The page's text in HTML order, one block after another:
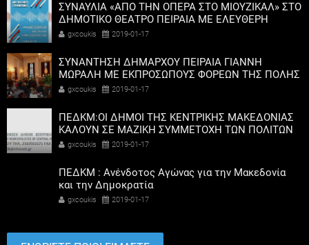
ΣΥΝΑΥΛΙΑ «ΑΠΟ ΤΗΝ ΟΠΕΡΑ ΣΤΟ ΜΙΟΥΖΙΚΑΛ» ΣΤΟ
ΔΗΜΟΤΙΚΟ ΘΕΑΤΡΟ ΠΕΙΡΑΙΑ ΜΕ ΕΛΕΥΘΕΡΗ
ΕΙΣΟΔΟ
gxcoukis 2019-01-17
ΣΥΝΑΝΤΗΣΗ ΔΗΜΑΡΧΟΥ ΠΕΙΡΑΙΑ ΓΙΑΝΝΗ
ΜΩΡΑΛΗ ΜΕ ΕΚΠΡΟΣΩΠΟΥΣ ΦΟΡΕΩΝ ΤΗΣ ΠΟΛΗΣ
ΜΕ ΘΕΜΑ ΤΗ ΔΙΟΡΓΑΝΩΣΗ ΤΟΥ ΘΕΣΜΟΥ
gxcoukis 2019-01-17
ΠΕΔΚΜ:ΟΙ ΔΗΜΟΙ ΤΗΣ ΚΕΝΤΡΙΚΗΣ ΜΑΚΕΔΟΝΙΑΣ
ΚΑΛΟΥΝ ΣΕ ΜΑΖΙΚΗ ΣΥΜΜΕΤΟΧΗ ΤΩΝ ΠΟΛΙΤΩΝ
ΣΤΟ ΣΥΛΛΑΛΗΤΗΡΙΟ ΤΗΣ ΚΥΡΙΑΚΗΣ.
gxcoukis 2019-01-17
ΠΕΔΚΜ : Ανένδοτος Αγώνας για την Μακεδονία
και την Δημοκρατία
gxcoukis 2019-01-17